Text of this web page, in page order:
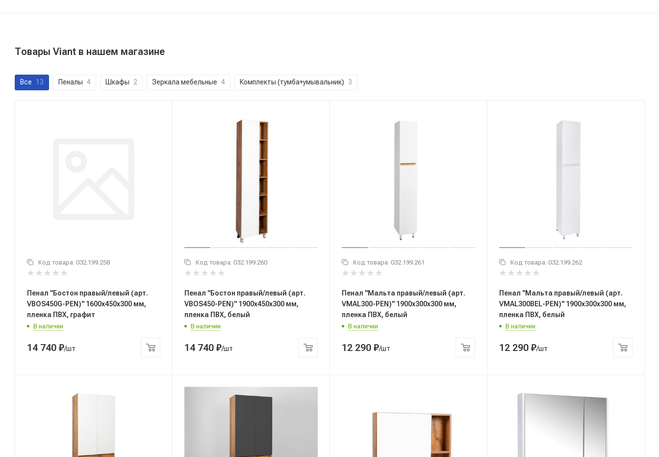
Товары Viant в нашем магазине
Все 13 Пеналы 4 Шкафы 2 Зеркала мебельные 4 Комплекты (тумба+умывальник) 3
Код товара: 032.199.258
Пенал "Бостон правый/левый (арт.
VBOS450G-PEN)" 1600x450x300 мм,
пленка ПВХ, графит
В наличии
14 740 ₽/шт
Код товара: 032.199.260
Пенал "Бостон правый/левый (арт.
VBOS450-PEN)" 1900x450x300 мм,
пленка ПВХ, белый
В наличии
14 740 ₽/шт
Код товара: 032.199.261
Пенал "Мальта правый/левый (арт.
VMAL300-PEN)" 1900x300x300 мм,
пленка ПВХ, белый
В наличии
12 290 ₽/шт
Код товара: 032.199.262
Пенал "Мальта правый/левый (арт.
VMAL300BEL-PEN)" 1900x300x300 мм,
пленка ПВХ, белый
В наличии
12 290 ₽/шт